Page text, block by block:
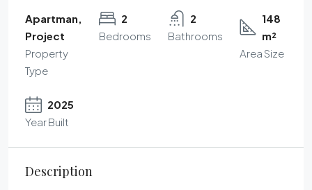
Apartman,
Project
Property
Type
2
Bedrooms
2
Bathrooms
148
m²
Area Size
2025
Year Built
Description